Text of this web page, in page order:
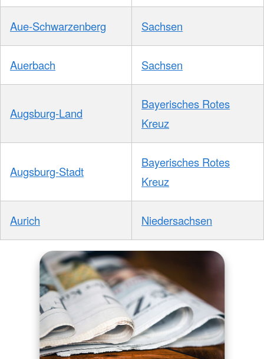
Aue-Schwarzenberg Sachsen
Auerbach Sachsen
Augsburg-Land
Bayerisches Rotes
Kreuz
Augsburg-Stadt
Bayerisches Rotes
Kreuz
Aurich Niedersachsen